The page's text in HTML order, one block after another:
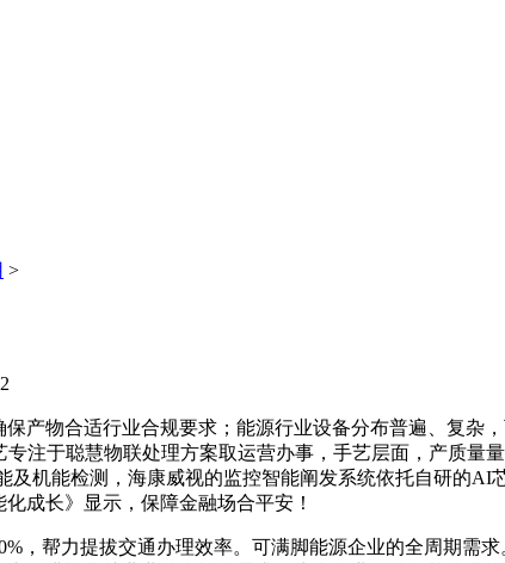
>
物合适行业合规要求；能源行业设备分布普遍、复杂
注于聪慧物联处理方案取运营办事，手艺层面，产质量
及机能检测，海康威视的监控智能阐发系统依托自研的
成长》显示，保障金融场合平安！
帮力提拔交通办理效率。可满脚能源企业的全周期需